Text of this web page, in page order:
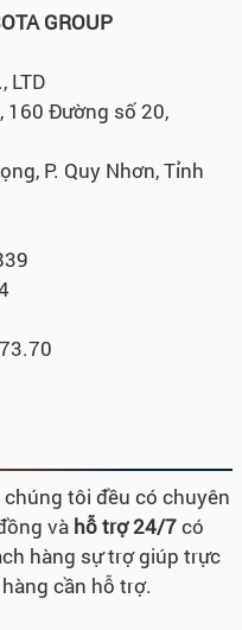
GROUP
LTD
160 Đường số 20,
P. Quy Nhơn, Tỉnh
chúng tôi đều có chuyên
và hỗ trợ 24/7có
hàng sự trợ giúp trực
cần hỗ trợ.